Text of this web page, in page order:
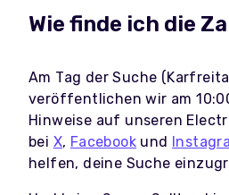
Wie finde ich die
Am Tag der Suche
veröffentlichen wir am
Hinweise auf unseren
bei X, Facebook und
helfen, deine Suche